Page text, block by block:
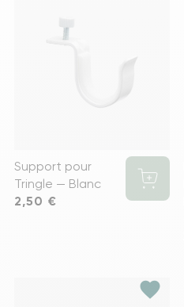
Support pour
Tringle — Blanc
Prix
2,50 €
favorite